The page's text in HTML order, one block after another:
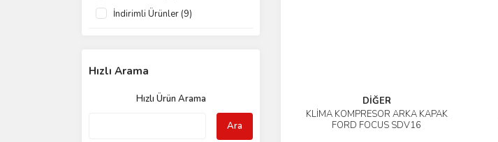
DELPHI (34)
DOOWON (26)
MAHLE (24)
İndirimli Ürünler (9)
Hızlı Arama
Hızlı Ürün Arama
Ara
DİĞER
KLİMA KOMPRESÖR ARKA KAPAK
FORD FOCUS SDV16
İncele